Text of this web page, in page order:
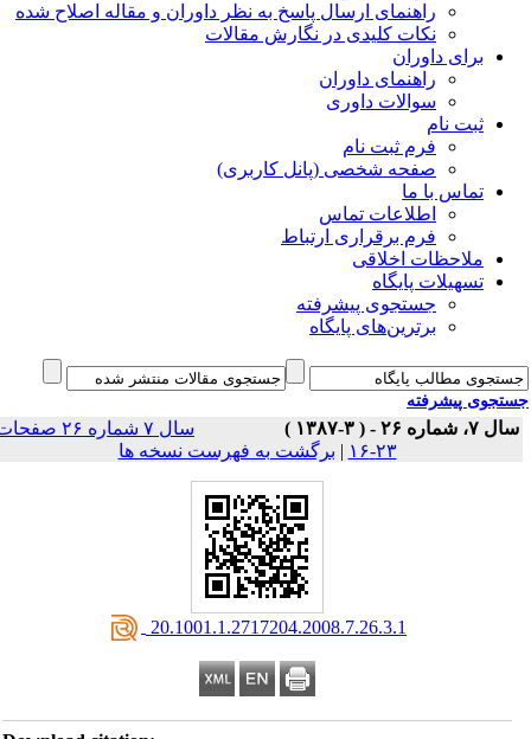
راهنمای ارسال پاسخ به نظر داوران و مقاله اصلاح شده
نکات کلیدی در نگارش مقالات
برای داوران
راهنمای داوران
سوالات داوری
ثبت نام
فرم ثبت نام
صفحه شخصی (پانل کاربری)
تماس با ما
اطلاعات تماس
فرم برقراری ارتباط
ملاحظات اخلاقی
تسهیلات پایگاه
جستجوی پیشرفته
برترین‌های پایگاه
پیشرفته
۲۶ - ( ۳-۱۳۸۷ )
سال ۷ شماره ۲۶ صفحات
|برگشت به فهرست نسخه ها
‎ 20.1001.1.2717204.2008.7.26.3.1